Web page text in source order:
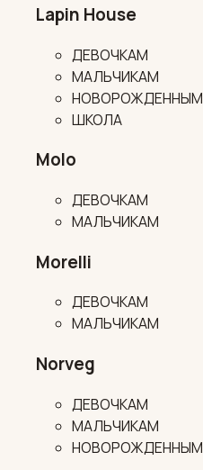
Lapin House
ДЕВОЧКАМ
МАЛЬЧИКАМ
НОВОРОЖДЕННЫМ
ШКОЛА
Molo
ДЕВОЧКАМ
МАЛЬЧИКАМ
Morelli
ДЕВОЧКАМ
МАЛЬЧИКАМ
Norveg
ДЕВОЧКАМ
МАЛЬЧИКАМ
НОВОРОЖДЕННЫМ